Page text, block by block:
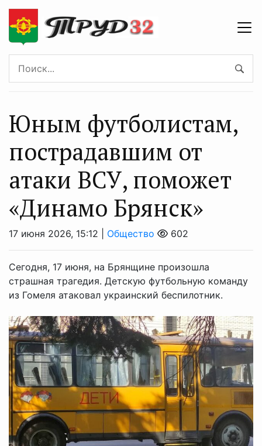
Юным футболистам,
пострадавшим от
атаки ВСУ, поможет
«Динамо Брянск»
17 июня 2026, 15:12 | Общество 602
Сегодня, 17 июня, на Брянщине произошла
страшная трагедия. Детскую футбольную команду
из Гомеля атаковал украинский беспилотник.